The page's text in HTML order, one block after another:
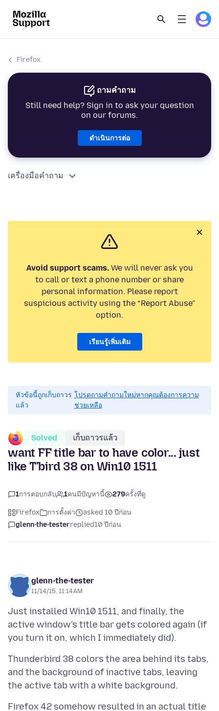
Firefox
ถามคำถาม
Still need help? Sign in to ask your question
on our forums.
ดำเนินการต่อ
เครื่องมือคำถาม
Avoid support scams.We will never ask you
to call or text a phone number or share
personal information. Please report
suspicious activity using the “Report Abuse”
option.
เรียนรู้เพิ่มเติม
หัวข้อนี้ถูกเก็บถาวร
แล้ว
โปรดถามคำถามใหม่หากคุณต้องการความ
ช่วยเหลือ
Solved เก็บถาวรแล้ว
want FF title bar to have color... just
like T'bird 38 on Win10 1511
1การตอบกลับ 1คนมีปัญหานี้ 279ครั้งที่ดู
Firefox การตั้งค่า
asked 10 ปีก่อน
glenn-the-testerreplied10 ปีก่อน
glenn-the-tester
11/14/15, 11:14 AM
Just installed Win10 1511, and finally, the
active window's title bar gets colored again (if
Thunderbird 38 colors the area behind its tabs,
and the background of inactive tabs, leaving
Firefox 42 somehow resulted in an actual title